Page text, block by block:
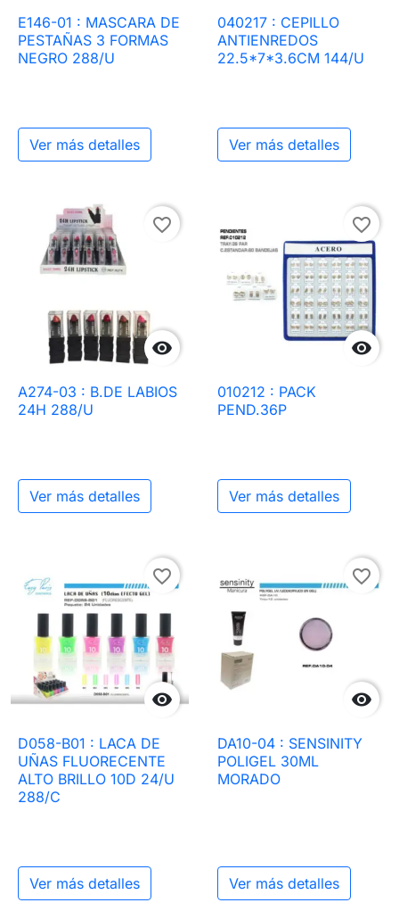
E146-01 : MASCARA DE
PESTAÑAS 3 FORMAS
NEGRO 288/U
Ver más detalles
040217 : CEPILLO
ANTIENREDOS
22.5*7*3.6CM 144/U
Ver más detalles

favorite_border
A274-03 : B.DE LABIOS
24H 288/U
Ver más detalles

favorite_border
010212 : PACK
PEND.36P
Ver más detalles

favorite_border
D058-B01 : LACA DE
UÑAS FLUORECENTE
ALTO BRILLO 10D 24/U
288/C
Ver más detalles

favorite_border
DA10-04 : SENSINITY
POLIGEL 30ML
MORADO
Ver más detalles